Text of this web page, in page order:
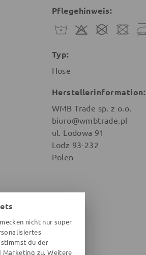
Pflegehinweis:
Typ:
Hose
Herstellerinformation:
WMB Trade sp. z o.o.
biuro@wmbtrade.pl
ul. Lodowa 91
Lodz 93-232
Polen
nicht nur super
du der
Marketing zu. Weitere